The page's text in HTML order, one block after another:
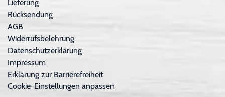
Lieferung
Rücksendung
AGB
Widerrufsbelehrung
Datenschutzerklärung
Impressum
Erklärung zur Barrierefreiheit
Cookie-Einstellungen anpassen